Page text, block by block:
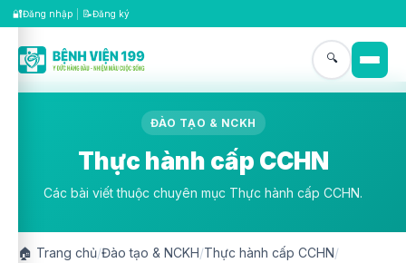
🔐Đăng nhập 📝Đăng ký
🔍
ĐÀO TẠO & NCKH
Thực hành cấp CCHN
Các bài viết thuộc chuyên mục Thực hành cấp CCHN.
🏠 Trang chủ/Đào tạo & NCKH/Thực hành cấp CCHN/